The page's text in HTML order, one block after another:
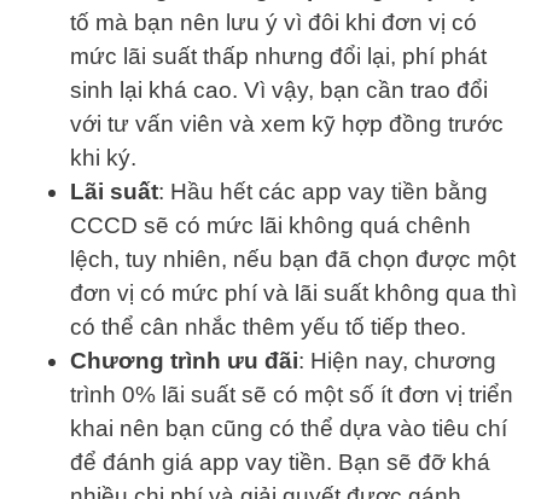
tố mà bạn nên lưu ý vì đôi khi đơn vị có
mức lãi suất thấp nhưng đổi lại, phí phát
sinh lại khá cao. Vì vậy, bạn cần trao đổi
với tư vấn viên và xem kỹ hợp đồng trước
khi ký.
Lãi suất: Hầu hết các app vay tiền bằng
CCCD sẽ có mức lãi không quá chênh
lệch, tuy nhiên, nếu bạn đã chọn được một
đơn vị có mức phí và lãi suất không qua thì
có thể cân nhắc thêm yếu tố tiếp theo.
Chương trình ưu đãi: Hiện nay, chương
trình 0% lãi suất sẽ có một số ít đơn vị triển
khai nên bạn cũng có thể dựa vào tiêu chí
để đánh giá app vay tiền. Bạn sẽ đỡ khá